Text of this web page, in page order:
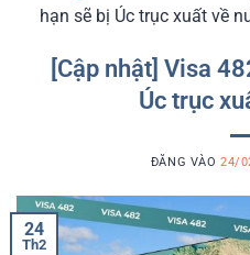
hạn sẽ bị Úc trục xuất về
[Cập nhật] Visa
Úc trục
ĐĂNG VÀO 24/
24
Th2